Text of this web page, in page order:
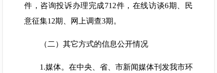
件，咨询投诉办理完成712件，在线访谈6期、民
意征集12期、网上调查3期。
（二）其它方式的信息公开情况
1.媒体。在中央、省、市新闻媒体刊发我市环